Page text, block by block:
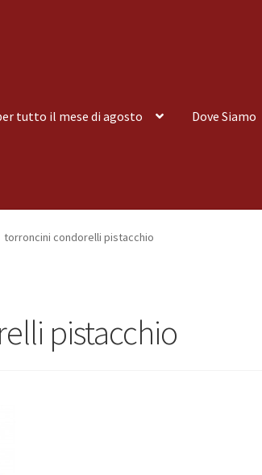
tutto il mese di agosto Dove Siamo
Consegna a Domicilio Consegna a Domicilio
torroncini condorelli pistacchio
pistacchio